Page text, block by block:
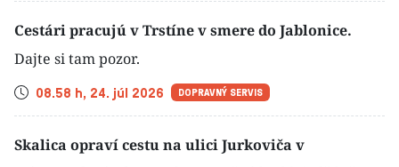
Čas
08.58 h, 24. júl 2026 DOPRAVNÝ SERVIS
Cestári pracujú v Trstíne v smere do Jablonice.
Dajte si tam pozor.
Skalica opraví cestu na ulici Jurkoviča v